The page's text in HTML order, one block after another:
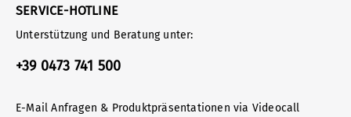
SERVICE-HOTLINE
Unterstützung und Beratung unter:
+39 0473 741 500
E-Mail Anfragen & Produktpräsentationen via Videocall